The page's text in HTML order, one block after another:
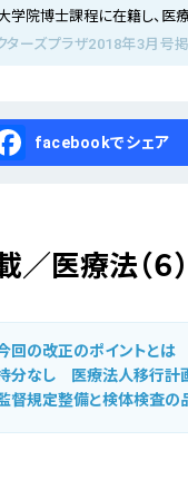
学院博士課程に在籍し、医
ターズプラザ2018年3月号
／医療法（６）
回の改正のポイントとは
分なし 医療法人移行計
督規定整備と検体検査の